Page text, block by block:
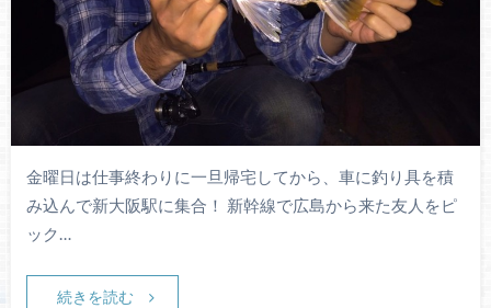
金曜日は仕事終わりに一旦帰宅してから、車に釣り具を積
み込んで新大阪駅に集合！ 新幹線で広島から来た友人をピ
ック…
続きを読む